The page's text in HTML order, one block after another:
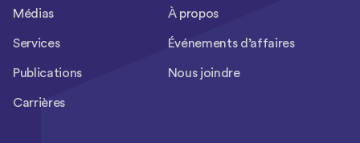
Médias À propos
Services Événements d’affaires
Publications Nous joindre
Carrières